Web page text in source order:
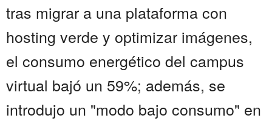
tras migrar a una plataforma con
hosting verde y optimizar imágenes,
el consumo energético del campus
virtual bajó un 59%; además, se
introdujo un "modo bajo consumo" en